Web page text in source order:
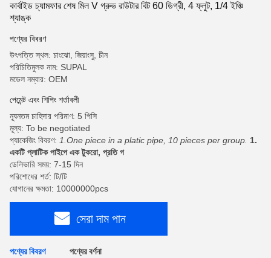
কার্বাইড চ্যামফার শেষ মিল V গ্রুভ রাউটার বিট 60 ডিগ্রী, 4 ফ্লুট, 1/4 ইঞ্চি
শ্যাঙ্ক
পণ্যের বিবরণ
উৎপত্তি স্থল: চাংঝো, জিয়াংসু, চীন
পরিচিতিমুলক নাম: SUPAL
মডেল নম্বার: OEM
পেমেন্ট এবং শিপিং শর্তাবলী
ন্যূনতম চাহিদার পরিমাণ: 5 পিসি
মূল্য: To be negotiated
প্যাকেজিং বিবরণ: 1.One piece in a platic pipe, 10 pieces per group. 1.
একটি প্লাটিক পাইপে এক টুকরো, প্রতি গ
ডেলিভারি সময়: 7-15 দিন
পরিশোধের শর্ত: টি/টি
যোগানের ক্ষমতা: 10000000pcs
সেরা দাম পান
পণ্যের বিবরণ পণ্যের বর্ণনা